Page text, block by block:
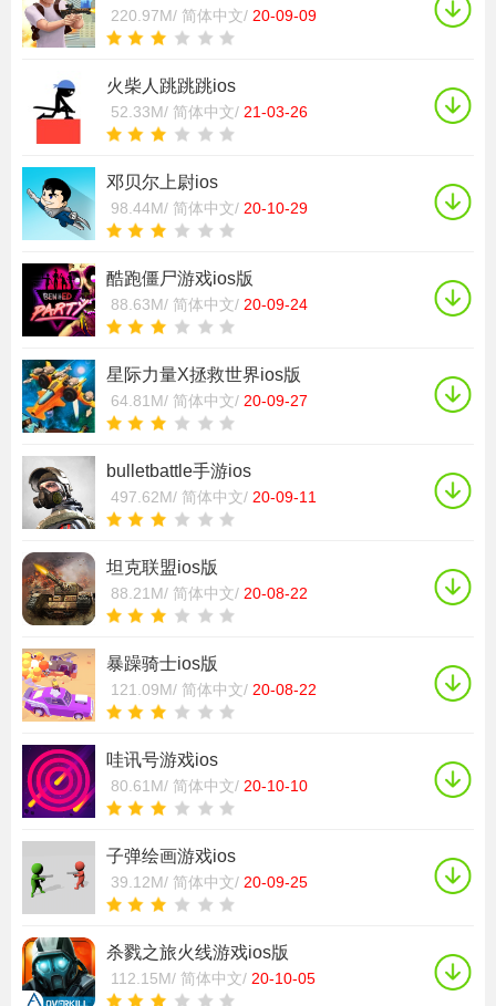
220.97M/ 简体中文/ 20-09-09
火柴人跳跳跳ios
52.33M/ 简体中文/ 21-03-26
邓贝尔上尉ios
98.44M/ 简体中文/ 20-10-29
酷跑僵尸游戏ios版
88.63M/ 简体中文/ 20-09-24
星际力量X拯救世界ios版
64.81M/ 简体中文/ 20-09-27
bulletbattle手游ios
497.62M/ 简体中文/ 20-09-11
坦克联盟ios版
88.21M/ 简体中文/ 20-08-22
暴躁骑士ios版
121.09M/ 简体中文/ 20-08-22
哇讯号游戏ios
80.61M/ 简体中文/ 20-10-10
子弹绘画游戏ios
39.12M/ 简体中文/ 20-09-25
杀戮之旅火线游戏ios版
112.15M/ 简体中文/ 20-10-05